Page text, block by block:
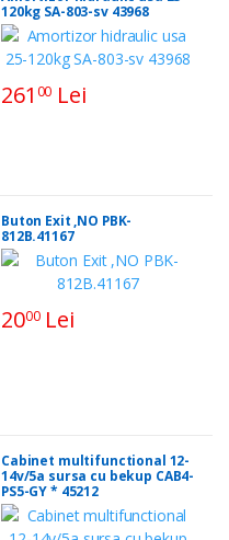
120kg SA-803-sv 43968
261 00 Lei
Buton Exit ,NO PBK-
812B.41167
2000Lei
Cabinet multifunctional 12-
14v/5a sursa cu bekup CAB4-
PS5-GY * 45212